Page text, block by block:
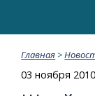
Главная >
03 ноября 2010